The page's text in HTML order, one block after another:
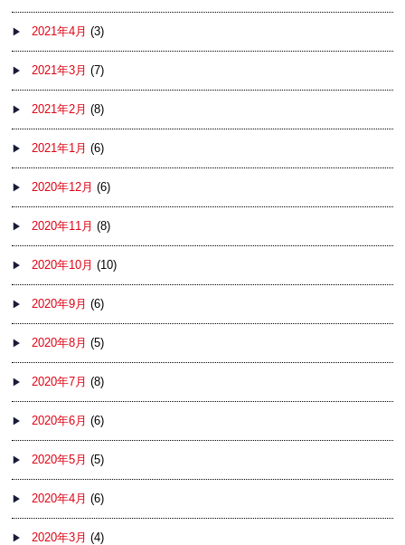
2021年4月 (3)
2021年3月 (7)
2021年2月 (8)
2021年1月 (6)
2020年12月 (6)
2020年11月 (8)
2020年10月 (10)
2020年9月 (6)
2020年8月 (5)
2020年7月 (8)
2020年6月 (6)
2020年5月 (5)
2020年4月 (6)
2020年3月 (4)